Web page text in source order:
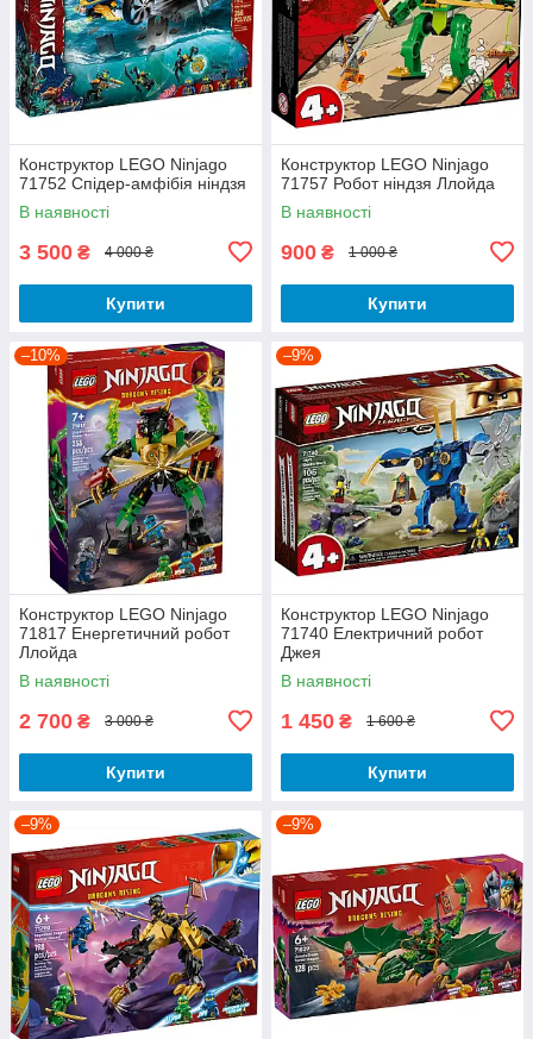
Конструктор LEGO Ninjago
71752 Спідер-амфібія ніндзя
В наявності
3 500 ₴ 4 000 ₴
Купити
Конструктор LEGO Ninjago
71757 Робот ніндзя Ллойда
В наявності
900 ₴ 1 000 ₴
Купити
–10%
Конструктор LEGO Ninjago
71817 Енергетичний робот
Ллойда
В наявності
2 700 ₴ 3 000 ₴
Купити
–9%
Конструктор LEGO Ninjago
71740 Електричний робот
Джея
В наявності
1 450 ₴ 1 600 ₴
Купити
–9% –9%